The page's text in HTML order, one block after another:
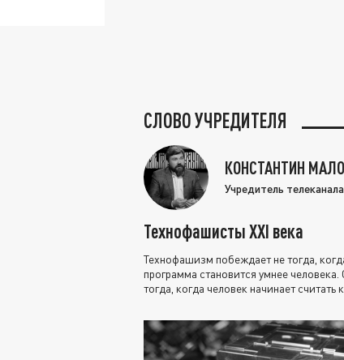
СЛОВО УЧРЕДИТЕЛЯ
КОНСТАНТИН
Учредитель
Технофашисты XXI века
Технофашизм побеждает не тогда,
программа становится умнее
тогда, когда человек начинает считать